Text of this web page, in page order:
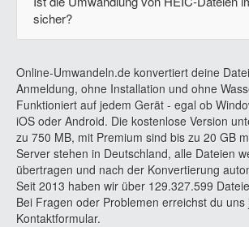
sicher?
Online-Umwandeln.de konvertiert deine
Anmeldung, ohne Installation und ohne
Funktioniert auf jedem Gerät - egal ob
iOS oder Android. Die kostenlose Version
zu 750 MB, mit Premium sind bis zu 20 GB
Server stehen in Deutschland, alle Dateien
übertragen und nach der Konvertierung
Seit 2013 haben wir über 129.327.599
Bei Fragen oder Problemen erreichst du
Kontaktformular.